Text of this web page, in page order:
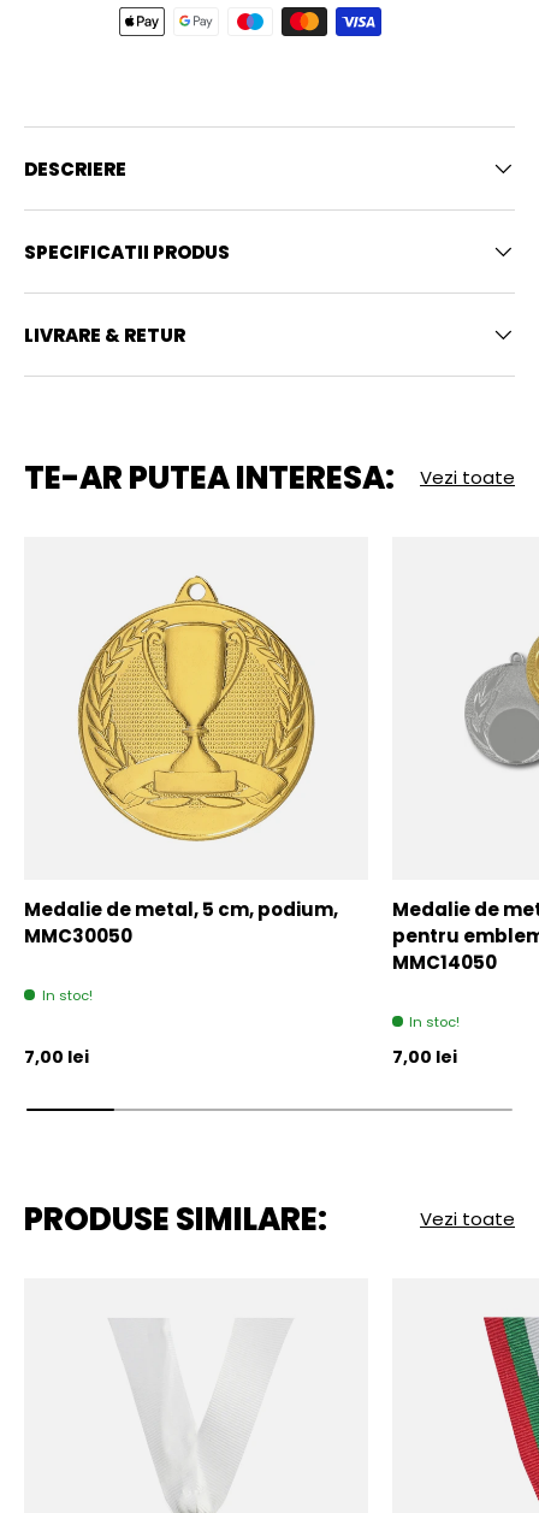
DESCRIERE
SPECIFICATII PRODUS
LIVRARE & RETUR
TE-AR PUTEA INTERESA: Vezi toate
Medalie de metal, 5 cm, podium,
MMC30050
In stoc!
Pret initial
7,00 lei
Medalie de
pentru
MMC14050
In stoc!
Pret initial
7,00 lei
PRODUSE SIMILARE: Vezi toate